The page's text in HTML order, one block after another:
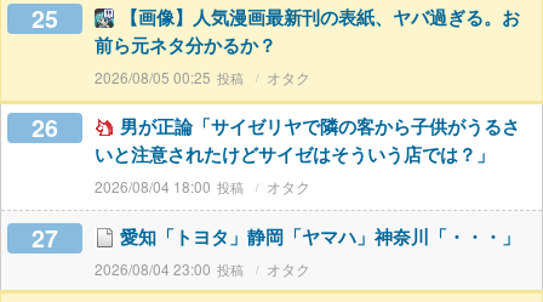
25
【画像】人気漫画最新刊の表紙、ヤバ過ぎる。お
前ら元ネタ分かるか？
2026/08/05 00:25 オタク
26
男が正論「サイゼリヤで隣の客から子供がうるさ
いと注意されたけどサイゼはそういう店では？」
2026/08/04 18:00 オタク
27 愛知「トヨタ」静岡「ヤマハ」神奈川「・・・」
2026/08/04 23:00 オタク